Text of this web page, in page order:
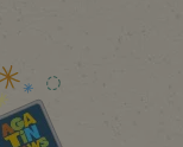
www.agatinsvijet.hr